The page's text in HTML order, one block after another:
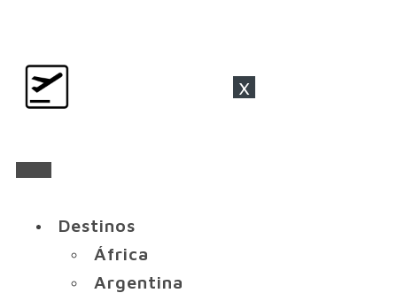
x
Destinos
África
Argentina